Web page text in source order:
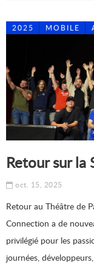
2025 MOBILE
Retour sur
oct. 15, 2025
Retour au Théâtre de
Connection a de
privilégié pour les
journées,